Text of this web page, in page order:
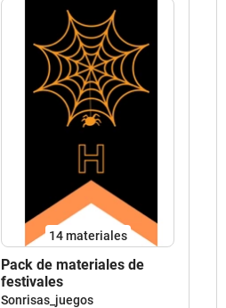
14 materiales
Pack de materiales de
festivales
Sonrisas_juegos